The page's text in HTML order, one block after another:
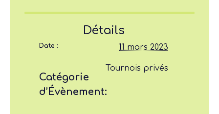
Détails
Date : 11 mars 2023
Catégorie
d’Évènement:
Tournois privés